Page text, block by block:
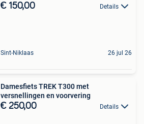
€ 150,00 Details
Sint-Niklaas 26 jul 26
Damesfiets TREK T300 met
versnellingen en voorvering
€ 250,00 Details